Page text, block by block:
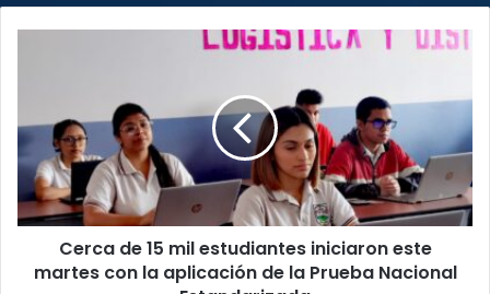
estudiantes
iniciaron
este
martes
con
aplicación
Cerca de 15 mil estudiantes iniciaron este
martes con la aplicación de la Prueba Nacional